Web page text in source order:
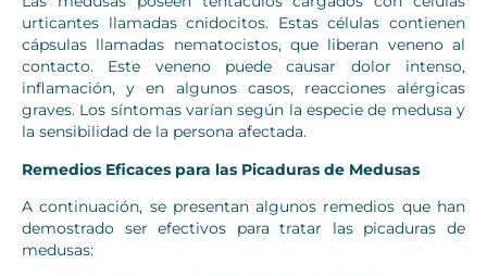
urticantes llamadas cnidocitos. Estas células contienen
cápsulas llamadas nematocistos, que liberan veneno al
contacto. Este veneno puede causar dolor intenso,
inflamación, y en algunos casos, reacciones alérgicas
graves. Los síntomas varían según la especie de medusa y
la sensibilidad de la persona afectada.
Remedios Eficaces para las Picaduras de Medusas
A continuación, se presentan algunos remedios que han
demostrado ser efectivos para tratar las picaduras de
medusas: